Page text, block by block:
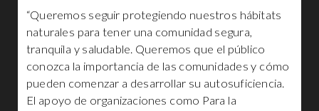
“Queremos seguir protegiendo nuestros hábitats
naturales para tener una comunidad segura,
tranquila y saludable. Queremos que el público
conozca la importancia de las comunidades y cómo
pueden comenzar a desarrollar su autosuficiencia.
El apoyo de organizaciones como Para la